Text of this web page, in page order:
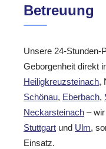
Betreuung
Unsere 24-Stunden-
Geborgenheit direkt
Heiligkreuzsteinach,
Schönau, Eberbach,
Neckarsteinach –
Stuttgart und Ulm,
Einsatz.